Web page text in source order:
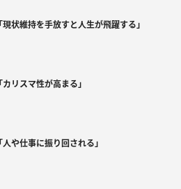
状維持を手放すと人生が飛躍する」
リスマ性が高まる」
や仕事に振り回される」